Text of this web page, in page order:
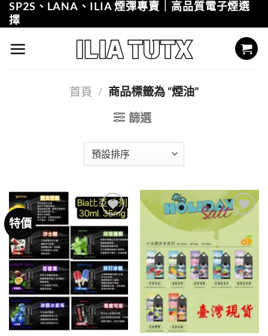
Skip
to
content
SP2S、LANA、ILIA 煙彈專賣｜高品質電子煙選
擇
首頁 / 商品標籤為 “煙油”
篩選
特價
Add to
wishlist
Add to
wishlist